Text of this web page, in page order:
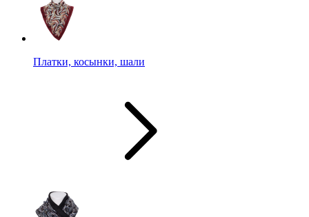
Платки, косынки, шали